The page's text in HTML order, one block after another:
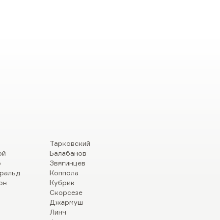
Тарковский
Балабанов
Звягинцев
Коппола
Кубрик
Скорсезе
Джармуш
Линч